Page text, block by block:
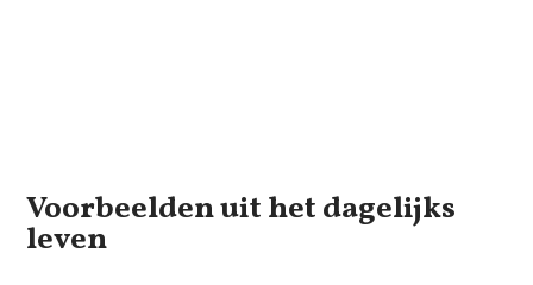
Voorbeelden uit het dagelijks
leven